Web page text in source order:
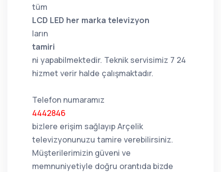
tüm
LCD LED her marka televizyon
ların
tamiri
ni yapabilmektedir. Teknik servisimiz 7 24
hizmet verir halde çalışmaktadır.
Telefon numaramız
4442846
bizlere erişim sağlayıp Arçelik
televizyonunuzu tamire verebilirsiniz.
Müşterilerimizin güveni ve
memnuniyetiyle doğru orantıda bizde